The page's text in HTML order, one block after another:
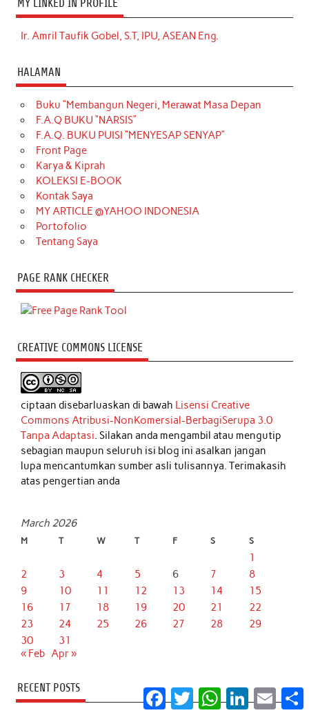
MY LINKED IN PROFILE
Ir. Amril Taufik Gobel, S.T, IPU, ASEAN Eng.
HALAMAN
Buku “Membangun Negeri, Merawat Masa Depan
F.A.Q BUKU “NARSIS”
F.A.Q. BUKU PUISI “MENYESAP SENYAP”
Front Page
Karya & Kiprah
KOLEKSI E-BOOK
Kontak Saya
MY ARTICLE @YAHOO INDONESIA
Portofolio
Tentang Saya
PAGE RANK CHECKER
CREATIVE COMMONS LICENSE
ciptaan disebarluaskan di bawah Lisensi Creative
Commons Atribusi-NonKomersial-BerbagiSerupa 3.0
Tanpa Adaptasi. Silakan anda mengambil atau mengutip
sebagian maupun seluruh isi blog ini asalkan jangan
lupa mencantumkan sumber asli tulisannya. Terimakasih
atas pengertian anda
March 2026
M T W T F S S
1
2
3 4 5 6 7
8
9
10 11 12 13 14
15
16
17 18 19 20 21
22
23
24 25 26 27 28
29
30
31
« Feb Apr »
RECENT POSTS Facebook
Twitter WhatsApp
LinkedInEmail